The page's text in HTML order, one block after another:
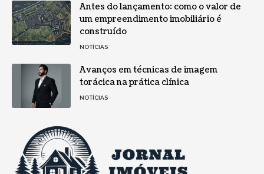
Antes do lançamento: como o valor de
um empreendimento imobiliário é
construído
NOTÍCIAS
Avanços em técnicas de imagem
torácica na prática clínica
NOTÍCIAS